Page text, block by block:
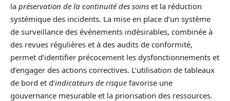
la préservation de la continuité des soins et la réduction
systémique des incidents. La mise en place d’un système
de surveillance des événements indésirables, combinée à
des revues régulières et à des audits de conformité,
permet d’identifier précocement les dysfonctionnements et
d’engager des actions correctives. L’utilisation de tableaux
de bord et d’indicateurs de risque favorise une
gouvernance mesurable et la priorisation des ressources.